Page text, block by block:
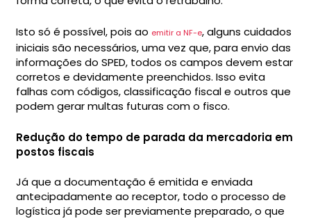
Isto só é possível, pois ao emitir a NF-e, alguns cuidados
iniciais são necessários, uma vez que, para envio das
informações do SPED, todos os campos devem estar
corretos e devidamente preenchidos. Isso evita
falhas com códigos, classificação fiscal e outros que
podem gerar multas futuras com o fisco.
Redução do tempo de parada da mercadoria em
postos fiscais
Já que a documentação é emitida e enviada
antecipadamente ao receptor, todo o processo de
logística já pode ser previamente preparado, o que